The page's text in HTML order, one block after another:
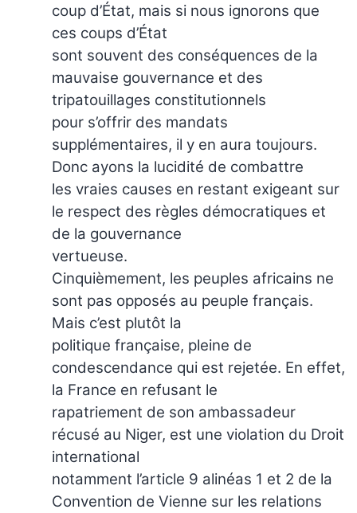
coup d’État, mais si nous ignorons que
ces coups d’État
sont souvent des conséquences de la
mauvaise gouvernance et des
tripatouillages constitutionnels
pour s’offrir des mandats
supplémentaires, il y en aura toujours.
Donc ayons la lucidité de combattre
les vraies causes en restant exigeant sur
le respect des règles démocratiques et
de la gouvernance
vertueuse.
Cinquièmement, les peuples africains ne
sont pas opposés au peuple français.
Mais c’est plutôt la
politique française, pleine de
condescendance qui est rejetée. En effet,
la France en refusant le
rapatriement de son ambassadeur
récusé au Niger, est une violation du Droit
international
notamment l’article 9 alinéas 1 et 2 de la
Convention de Vienne sur les relations